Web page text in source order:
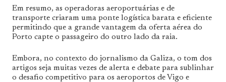
Em resumo, as operadoras aeroportuárias e de
transporte criaram uma ponte logística barata e eficiente
permitindo que a grande vantagem da oferta aérea do
Porto capte o passageiro do outro lado da raia.
Embora, no contexto do jornalismo da Galiza, o tom dos
artigos seja muitas vezes de alerta e debate para sublinhar
o desafio competitivo para os aeroportos de Vigo e